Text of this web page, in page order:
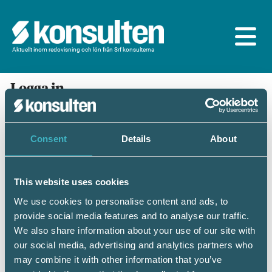
Consent Details About
This website uses cookies
We use cookies to personalise content and ads, to
provide social media features and to analyse our traffic.
We also share information about your use of our site with
our social media, advertising and analytics partners who
may combine it with other information that you’ve
Aktuellt inom redovisning och lön från Srf konsulterna
Logga in
En prenumeration ingår för dig som är
medlem/ansluten till Srf konsulterna. Du loggar in
med BankID eller samma lösenord som du har på
Mobilt BankID
Personnummer(ÅÅÅÅMMDDNNNN)